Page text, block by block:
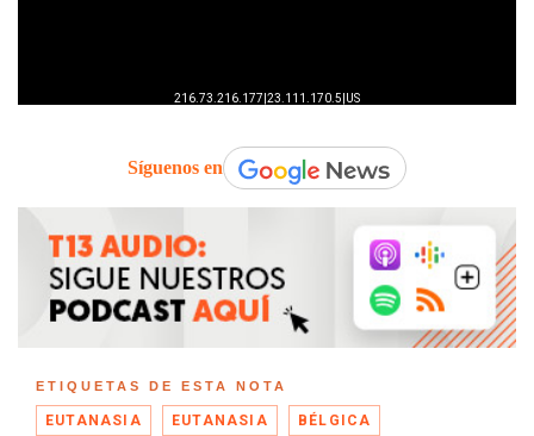
Síguenos en
ETIQUETAS DE ESTA NOTA
EUTANASIA EUTANASIA BÉLGICA